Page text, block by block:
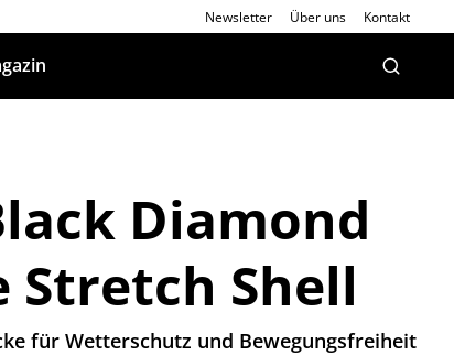
Newsletter Über uns Kontakt
Diamond
Shell
für Wetterschutz und Bewegungsfreiheit